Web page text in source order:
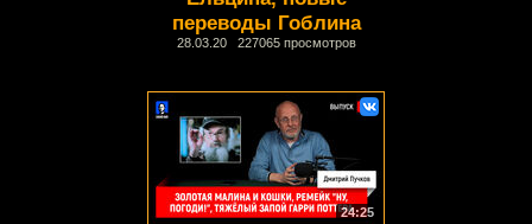
переводы Гоблина
28.03.20 227065 просмотров
24:25